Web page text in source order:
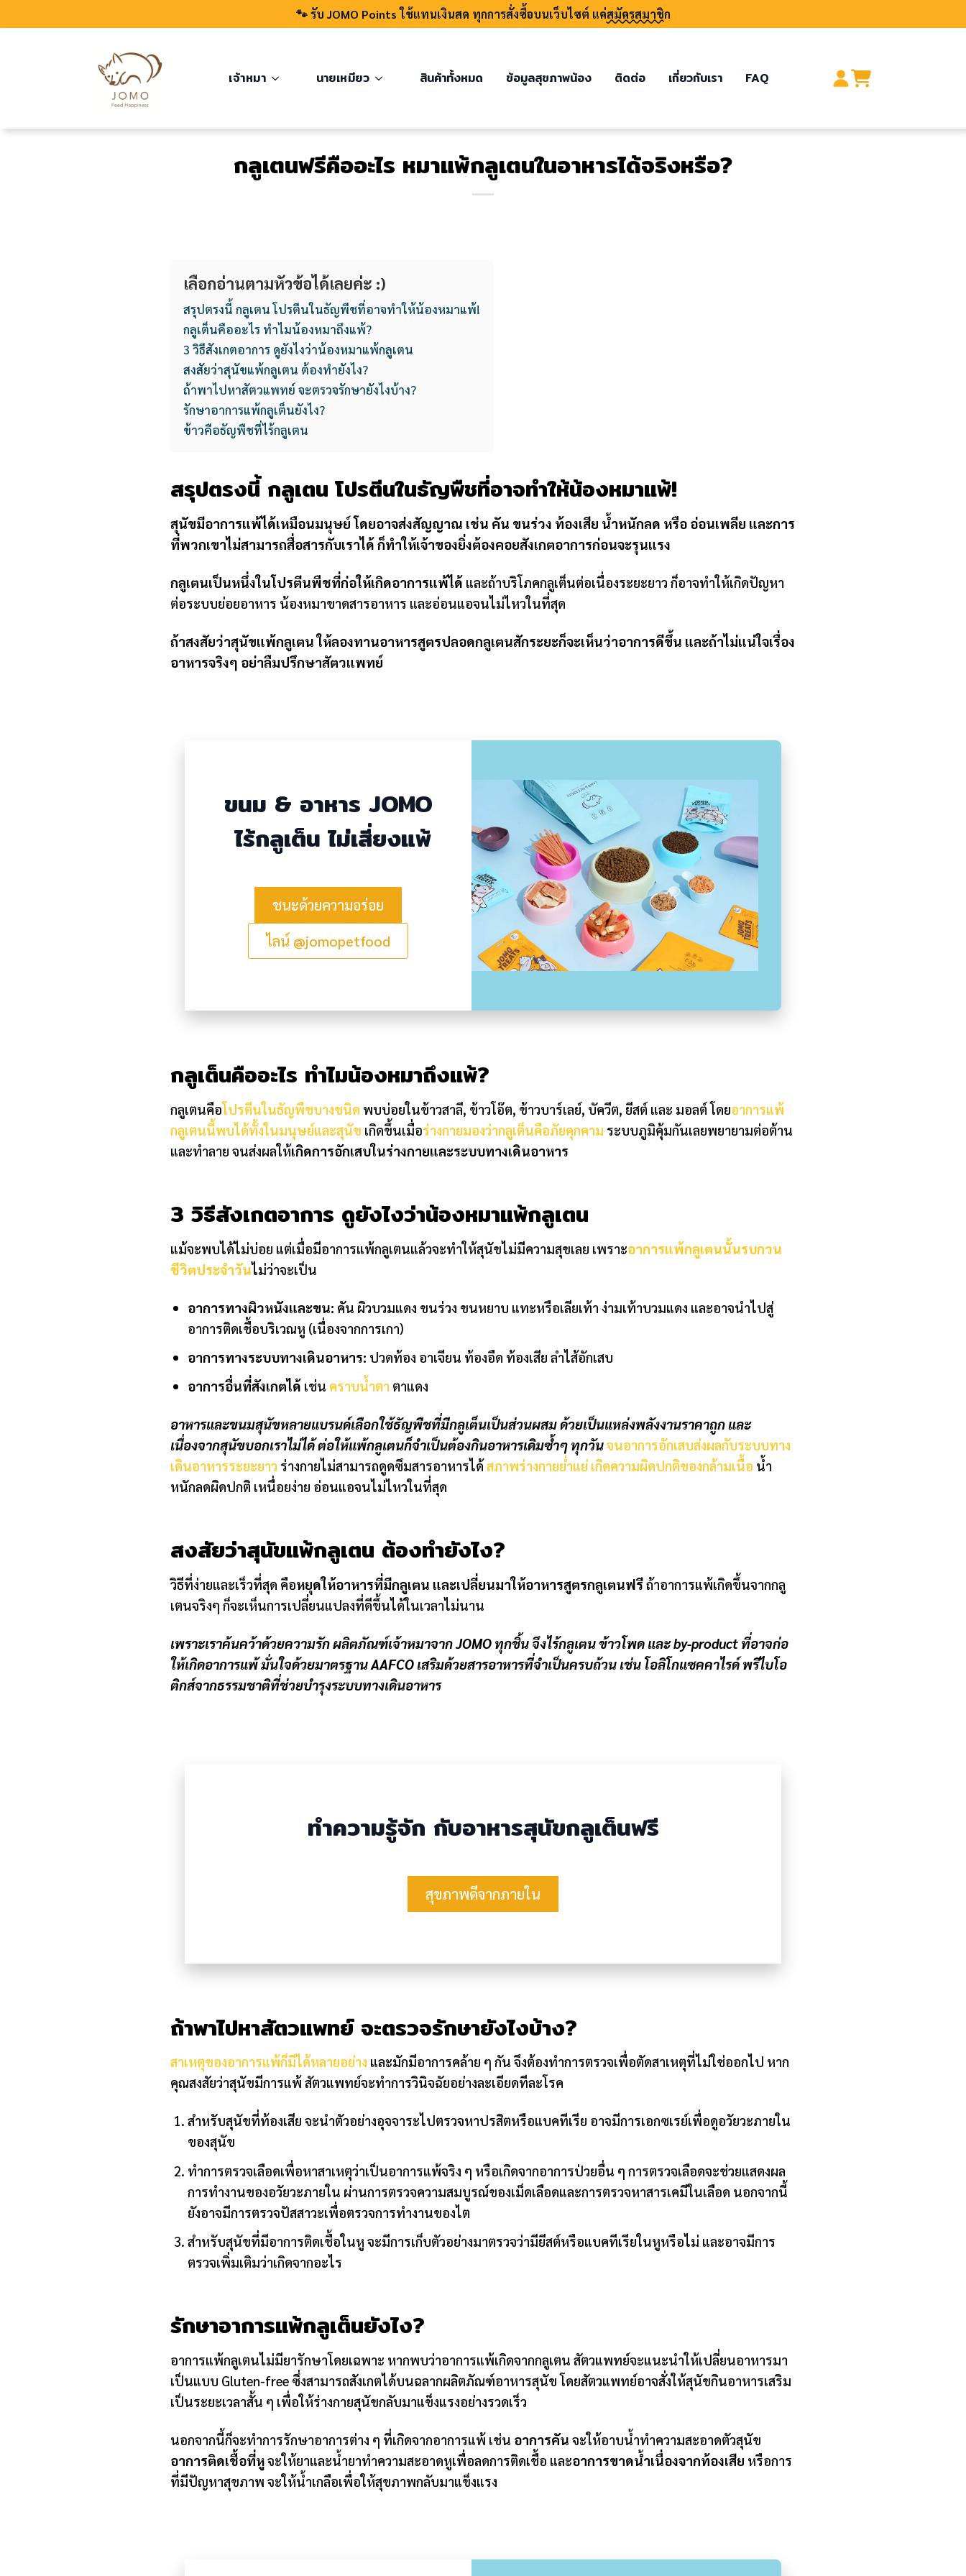
🐾 รับ JOMO Points ใช้แทนเงินสด ทุกการสั่งซื้อบนเว็บไซต์ แค่สมัครสมาชิก
เจ้าหมา นายเหมียว สินค้าทั้งหมด ข้อมูลสุขภาพน้อง ติดต่อ เกี่ยวกับเรา FAQ
กลูเตนฟรีคืออะไร หมาแพ้กลูเตนในอาหารได้จริงหรือ?
เลือกอ่านตามหัวข้อได้เลยค่ะ :)
สรุปตรงนี้ กลูเตน โปรตีนในธัญพืชที่อาจทำให้น้องหมาแพ้!
กลูเต็นคืออะไร ทำไมน้องหมาถึงแพ้?
3 วิธีสังเกตอาการ ดูยังไงว่าน้องหมาแพ้กลูเตน
สงสัยว่าสุนัขแพ้กลูเตน ต้องทำยังไง?
ถ้าพาไปหาสัตวแพทย์ จะตรวจรักษายังไงบ้าง?
รักษาอาการแพ้กลูเต็นยังไง?
ข้าวคือธัญพืชที่ไร้กลูเตน
สรุปตรงนี้ กลูเตน โปรตีนในธัญพืชที่อาจทำให้น้องหมาแพ้!
สุนัขมีอาการแพ้ได้เหมือนมนุษย์ โดยอาจส่งสัญญาณ เช่น คัน ขนร่วง ท้องเสีย น้ำหนักลด หรือ อ่อนเพลีย และการ
ที่พวกเขาไม่สามารถสื่อสารกับเราได้ ก็ทำให้เจ้าของยิ่งต้องคอยสังเกตอาการก่อนจะรุนแรง
กลูเตนเป็นหนึ่งในโปรตีนพืชที่ก่อให้เกิดอาการแพ้ได้ และถ้าบริโภคกลูเต็นต่อเนื่องระยะยาว ก็อาจทำให้เกิดปัญหา
ต่อระบบย่อยอาหาร น้องหมาขาดสารอาหาร และอ่อนแอจนไม่ไหวในที่สุด
ถ้าสงสัยว่าสุนัขแพ้กลูเตน ให้ลองทานอาหารสูตรปลอดกลูเตนสักระยะก็จะเห็นว่าอาการดีขึ้น และถ้าไม่แน่ใจเรื่อง
อาหารจริงๆ อย่าลืมปรึกษาสัตวแพทย์
ขนม & อาหาร JOMO
ไร้กลูเต็น ไม่เสี่ยงแพ้
ชนะด้วยความอร่อย
ไลน์ @jomopetfood
กลูเต็นคืออะไร ทำไมน้องหมาถึงแพ้?
กลูเตนคือโปรตีนในธัญพืชบางชนิด พบบ่อยในข้าวสาลี, ข้าวโอ๊ต, ข้าวบาร์เลย์, บัควีต, ​ยีสต์ และ มอลต์ โดยอาการแพ้
กลูเตนนี้พบได้ทั้งในมนุษย์และสุนัข เกิดขึ้นเมื่อร่างกายมองว่ากลูเต็นคือภัยคุกคาม ระบบภูมิคุ้มกันเลยพยายามต่อต้าน
และทำลาย จนส่งผลให้เกิดการอักเสบในร่างกายและระบบทางเดินอาหาร
3 วิธีสังเกตอาการ ดูยังไงว่าน้องหมาแพ้กลูเตน
แม้จะพบได้ไม่บ่อย แต่เมื่อมีอาการแพ้กลูเตนแล้วจะทำให้สุนัขไม่มีความสุขเลย เพราะอาการแพ้กลูเตนนั้นรบกวน
ชีวิตประจำวันไม่ว่าจะเป็น
อาการทางผิวหนังและขน: คัน ผิวบวมแดง ขนร่วง ขนหยาบ แทะหรือเลียเท้า ง่ามเท้าบวมแดง และอาจนำไปสู่
อาการติดเชื้อบริเวณหู (เนื่องจากการเกา)
อาการทางระบบทางเดินอาหาร: ปวดท้อง อาเจียน ท้องอืด ท้องเสีย ลำไส้อักเสบ
อาการอื่นที่สังเกตได้ เช่น คราบน้ำตา ตาแดง
อาหารและขนมสุนัขหลายแบรนด์เลือกใช้ธัญพืชที่มีกลูเต็นเป็นส่วนผสม ด้วยเป็นแหล่งพลังงานราคาถูก และ
เนื่องจากสุนัขบอกเราไม่ได้ ต่อให้แพ้กลูเตนก็จำเป็นต้องกินอาหารเดิมซ้ำๆ ทุกวันจนอาการอักเสบส่งผลกับระบบทาง
เดินอาหารระยะยาว ร่างกายไม่สามารถดูดซึมสารอาหารได้สภาพร่างกายย่ำแย่ เกิดความผิดปกติของกล้ามเนื้อ น้ำ
หนักลดผิดปกติ เหนื่อยง่าย อ่อนแอจนไม่ไหวในที่สุด
สงสัยว่าสุนัขแพ้กลูเตน ต้องทำยังไง?
วิธีที่ง่ายและเร็วที่สุด คือหยุดให้อาหารที่มีกลูเตน และเปลี่ยนมาให้อาหารสูตรกลูเตนฟรีถ้าอาการแพ้เกิดขึ้นจากกลู
เตนจริงๆ ก็จะเห็นการเปลี่ยนแปลงที่ดีขึ้นได้ในเวลาไม่นาน
เพราะเราค้นคว้าด้วยความรัก ผลิตภัณฑ์เจ้าหมาจาก JOMO ทุกชิ้น จึงไร้กลูเตน ข้าวโพด และ by-product ที่อาจก่อ
ให้เกิดอาการแพ้ มั่นใจด้วยมาตรฐาน AAFCO เสริมด้วยสารอาหารที่จำเป็นครบถ้วน เช่น โอลิโกแซคคาไรด์ พรีไบโอ
ติกส์จากธรรมชาติที่ช่วยบำรุงระบบทางเดินอาหาร
ทำความรู้จัก กับอาหารสุนัขกลูเต็นฟรี
สุขภาพดีจากภายใน
ถ้าพาไปหาสัตวแพทย์ จะตรวจรักษายังไงบ้าง?
สาเหตุของอาการแพ้ก็มีได้หลายอย่าง และมักมีอาการคล้าย ๆ กัน จึงต้องทำการตรวจเพื่อตัดสาเหตุที่ไม่ใช่ออกไป หาก
คุณสงสัยว่าสุนัขมีการแพ้ สัตวแพทย์จะทำการวินิจฉัยอย่างละเอียดทีละโรค
สำหรับสุนัขที่ท้องเสีย จะนำตัวอย่างอุจจาระไปตรวจหาปรสิตหรือแบคทีเรีย อาจมีการเอกซเรย์เพื่อดูอวัยวะภายใน
ของสุนัข
ทำการตรวจเลือดเพื่อหาสาเหตุว่าเป็นอาการแพ้จริง ๆ หรือเกิดจากอาการป่วยอื่น ๆ การตรวจเลือดจะช่วยแสดงผล
การทำงานของอวัยวะภายใน ผ่านการตรวจความสมบูรณ์ของเม็ดเลือดและการตรวจหาสารเคมีในเลือด นอกจากนี้
ยังอาจมีการตรวจปัสสาวะเพื่อตรวจการทำงานของไต
สำหรับสุนัขที่มีอาการติดเชื้อในหู จะมีการเก็บตัวอย่างมาตรวจว่ามียีสต์หรือแบคทีเรียในหูหรือไม่ และอาจมีการ
ตรวจเพิ่มเติมว่าเกิดจากอะไร
รักษาอาการแพ้กลูเต็นยังไง?
อาการแพ้กลูเตนไม่มียารักษาโดยเฉพาะ หากพบว่าอาการแพ้เกิดจากกลูเตน สัตวแพทย์จะแนะนำให้เปลี่ยนอาหารมา
เป็นแบบ Gluten-free ซึ่งสามารถสังเกตได้บนฉลากผลิตภัณฑ์อาหารสุนัข โดยสัตวแพทย์อาจสั่งให้สุนัขกินอาหารเสริม
เป็นระยะเวลาสั้น ๆ เพื่อให้ร่างกายสุนัขกลับมาแข็งแรงอย่างรวดเร็ว
นอกจากนี้ก็จะทำการรักษาอาการต่าง ๆ ที่เกิดจากอาการแพ้ เช่น อาการคัน จะให้อาบน้ำทำความสะอาดตัวสุนัข
อาการติดเชื้อที่หูจะให้ยาและน้ำยาทำความสะอาดหูเพื่อลดการติดเชื้อ และอาการขาดน้ำเนื่องจากท้องเสีย หรือการ
ที่มีปัญหาสุขภาพ จะให้น้ำเกลือเพื่อให้สุขภาพกลับมาแข็งแรง